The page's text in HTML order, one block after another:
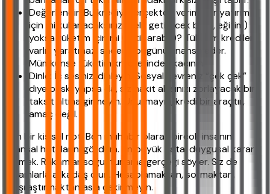
Değerlendir: Bu krediyi gerçekten verimli bir yatırım
için mi kullanacaksınız (gelir getirecek bir iş, eğitim)
yoksa tüketim için mi (tatil, araba)? Tüketim kredileri,
varlık yaratmaz, sadece bugünü finanse eder.
Mümkünse tüketim kredilerinden kaçının.
Dinle: İç sesinizi dinleyin. Sosyal çevreniz “çek çek”
diye baskı yapsa da, siz nakit akışınızı zorlayacak bir
taksit altına girmeyin. Unutmayın, kredi bir araçtır,
amaç değil.
Son bir kişisel not: Ben muhabir olarak birçok insanın
finansal hatalarını gördüm. En büyük hata, duygusal karar
vermek. Rakamlar soğuktur ama gerçeği söyler. Siz de
rakamlarla arkadaş olun. Hesaplamaktan, sormaktan,
karşılaştırmaktan asla çekinmeyin.